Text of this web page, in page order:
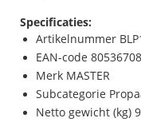
Specificaties:
Artikelnummer
EAN-code
Merk MASTER
Subcategorie
Netto gewicht (kg) 9